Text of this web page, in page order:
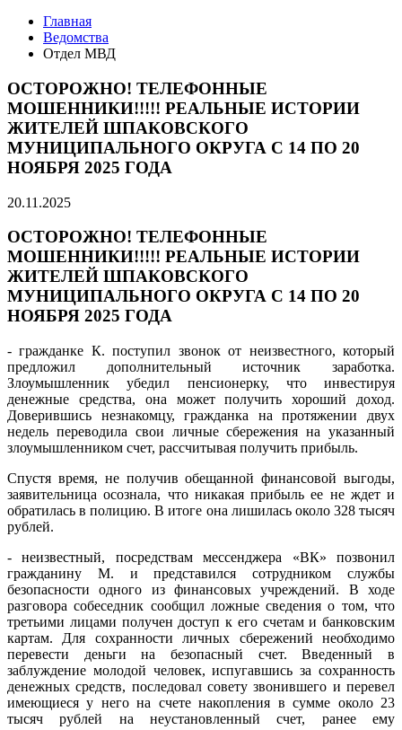
Главная
Ведомства
Отдел МВД
ОСТОРОЖНО! ТЕЛЕФОННЫЕ
МОШЕННИКИ!!!!! РЕАЛЬНЫЕ ИСТОРИИ
ЖИТЕЛЕЙ ШПАКОВСКОГО
МУНИЦИПАЛЬНОГО ОКРУГА С 14 ПО 20
НОЯБРЯ 2025 ГОДА
20.11.2025
ОСТОРОЖНО! ТЕЛЕФОННЫЕ
МОШЕННИКИ!!!!! РЕАЛЬНЫЕ ИСТОРИИ
ЖИТЕЛЕЙ ШПАКОВСКОГО
МУНИЦИПАЛЬНОГО ОКРУГА С 14 ПО 20
НОЯБРЯ 2025 ГОДА
- гражданке К. поступил звонок от неизвестного, который
предложил дополнительный источник заработка.
Злоумышленник убедил пенсионерку, что инвестируя
денежные средства, она может получить хороший доход.
Доверившись незнакомцу, гражданка на протяжении двух
недель переводила свои личные сбережения на указанный
злоумышленником счет, рассчитывая получить прибыль.
Спустя время, не получив обещанной финансовой выгоды,
заявительница осознала, что никакая прибыль ее не ждет и
обратилась в полицию. В итоге она лишилась около 328 тысяч
рублей.
- неизвестный, посредствам мессенджера «ВК» позвонил
гражданину М. и представился сотрудником службы
безопасности одного из финансовых учреждений. В ходе
разговора собеседник сообщил ложные сведения о том, что
третьими лицами получен доступ к его счетам и банковским
картам. Для сохранности личных сбережений необходимо
перевести деньги на безопасный счет. Введенный в
заблуждение молодой человек, испугавшись за сохранность
денежных средств, последовал совету звонившего и перевел
имеющиеся у него на счете накопления в сумме около 23
тысяч рублей на неустановленный счет, ранее ему